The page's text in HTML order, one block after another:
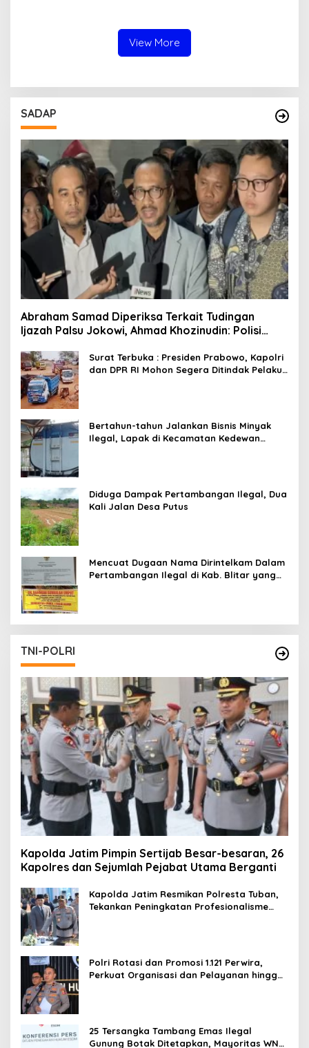
View More
SADAP
Abraham Samad Diperiksa Terkait Tudingan
Ijazah Palsu Jokowi, Ahmad Khozinudin: Polisi
Surat Terbuka : Presiden Prabowo, Kapolri
dan DPR RI Mohon Segera Ditindak Pelaku
Bertahun-tahun Jalankan Bisnis Minyak
Ilegal, Lapak di Kecamatan Kedewan
Diduga Dampak Pertambangan Ilegal, Dua
Kali Jalan Desa Putus
Mencuat Dugaan Nama Dirintelkam Dalam
Pertambangan Ilegal di Kab. Blitar yang
TNI-POLRI
Kapolda Jatim Pimpin Sertijab Besar-besaran, 26
Kapolres dan Sejumlah Pejabat Utama Berganti
Kapolda Jatim Resmikan Polresta Tuban,
Tekankan Peningkatan Profesionalisme
Polri Rotasi dan Promosi 1.121 Perwira,
Perkuat Organisasi dan Pelayanan hingga
25 Tersangka Tambang Emas Ilegal
Gunung Botak Ditetapkan, Mayoritas WN